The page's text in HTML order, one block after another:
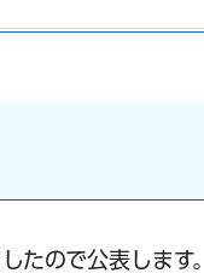
たので公表します。